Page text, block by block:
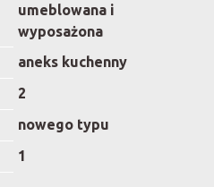
umeblowana i
wyposażona
aneks kuchenny
2
nowego typu
1